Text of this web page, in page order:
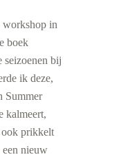
workshop in
boek
seizoenen bij
ik deze,
Summer
kalmeert,
ook prikkelt
een nieuw